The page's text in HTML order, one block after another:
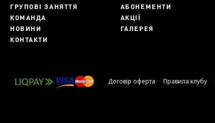
ГРУПОВІ ЗАНЯТТЯ
АБОНЕМЕНТИ
КОМАНДА
АКЦІЇ
НОВИНИ
ГАЛЕРЕЯ
КОНТАКТИ
Договір оферта Правила клубу